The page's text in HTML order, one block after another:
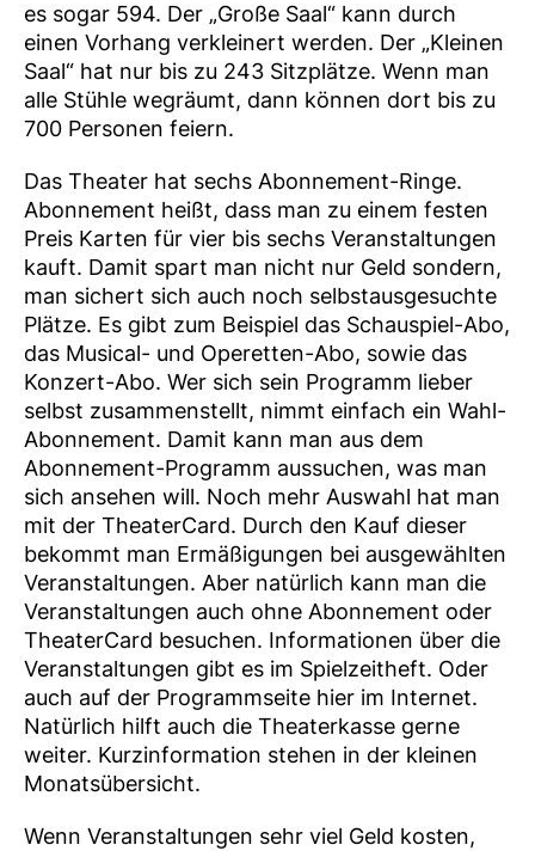
es sogar 594. Der „Große Saal“ kann durch
einen Vorhang verkleinert werden. Der „Kleinen
Saal“ hat nur bis zu 243 Sitzplätze. Wenn man
alle Stühle wegräumt, dann können dort bis zu
700 Personen feiern.
Das Theater hat sechs Abonnement-Ringe.
Abonnement heißt, dass man zu einem festen
Preis Karten für vier bis sechs Veranstaltungen
kauft. Damit spart man nicht nur Geld sondern,
man sichert sich auch noch selbstausgesuchte
Plätze. Es gibt zum Beispiel das Schauspiel-Abo,
das Musical- und Operetten-Abo, sowie das
Konzert-Abo. Wer sich sein Programm lieber
selbst zusammenstellt, nimmt einfach ein Wahl-
Abonnement. Damit kann man aus dem
Abonnement-Programm aussuchen, was man
sich ansehen will. Noch mehr Auswahl hat man
mit der TheaterCard. Durch den Kauf dieser
bekommt man Ermäßigungen bei ausgewählten
Veranstaltungen. Aber natürlich kann man die
Veranstaltungen auch ohne Abonnement oder
TheaterCard besuchen. Informationen über die
Veranstaltungen gibt es im Spielzeitheft. Oder
auch auf der Programmseite hier im Internet.
Natürlich hilft auch die Theaterkasse gerne
weiter. Kurzinformation stehen in der kleinen
Monatsübersicht.
Wenn Veranstaltungen sehr viel Geld kosten,